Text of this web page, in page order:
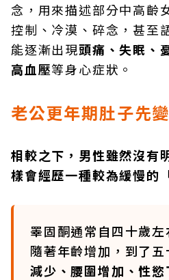
念，用來描述部分中高齡
控制、冷漠、碎念，甚至
能逐漸出現頭痛、失眠、
高血壓等身心症狀。
老公更年期肚子先
相較之下，男性雖然沒有
樣會經歷一種較為緩慢的
睪固酮通常自四十歲左
隨著年齡增加，到了五
減少、腰圍增加、性